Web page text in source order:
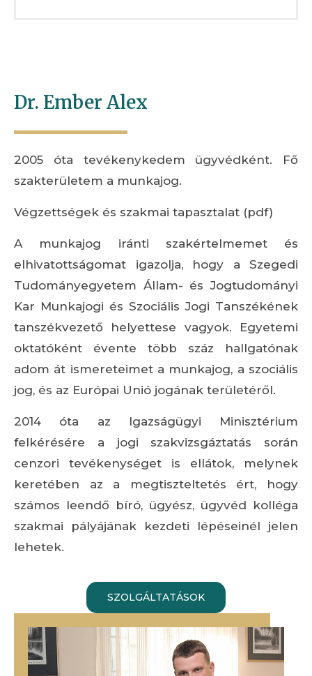
Dr. Ember Alex
2005 óta tevékenykedem ügyvédként. Fő
szakterületem a munkajog.
Végzettségek és szakmai tapasztalat (pdf)
A munkajog iránti szakértelmemet és
elhivatottságomat igazolja, hogy a Szegedi
Tudományegyetem Állam- és Jogtudományi
Kar Munkajogi és Szociális Jogi Tanszékének
tanszékvezető helyettese vagyok. Egyetemi
oktatóként évente több száz hallgatónak
adom át ismereteimet a munkajog, a szociális
jog, és az Európai Unió jogának területéről.
2014 óta az Igazságügyi Minisztérium
felkérésére a jogi szakvizsgáztatás során
cenzori tevékenységet is ellátok, melynek
keretében az a megtiszteltetés ért, hogy
számos leendő bíró, ügyész, ügyvéd kolléga
szakmai pályájának kezdeti lépéseinél jelen
lehetek.
SZOLGÁLTATÁSOK